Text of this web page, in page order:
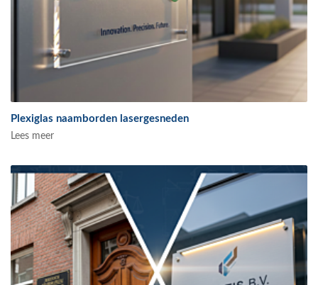
Plexiglas naamborden lasergesneden
Lees meer